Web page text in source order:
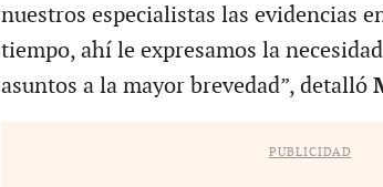
nuestros especialistas las evidencias
tiempo, ahí le expresamos la
asuntos a la mayor brevedad”, detalló
PUBLICIDAD